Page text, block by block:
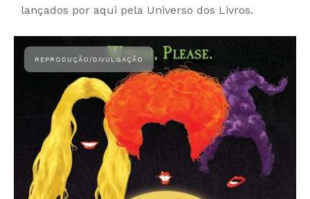
lançados por aqui pela Universo dos Livros.